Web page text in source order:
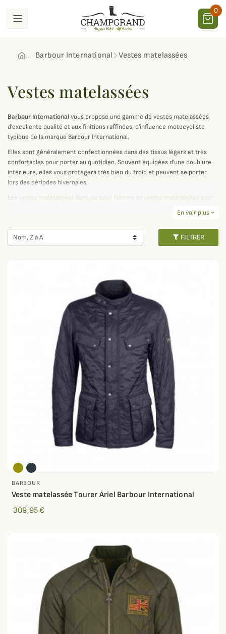
0
Barbour International Vestes matelassées
Vestes matelassées
Barbour Internationalvous propose une gamme de vestes matelassées
d'excellente qualité et aux finitions raffinées, d'influence motocycliste
typique de la marque Barbour International.
Elles sont généralement confectionnées dans des tissus légers et très
confortables pour porter au quotidien. Souvent équipées d'une doublure
intérieure, elles vous protégera très bien du froid et peuvent se porter
lors des périodes hivernales.
vestes matelassées Barbour pour femme
vestes matelassées pour
moderne qui s'associeront parfaitement avec style "motard" et citadin
comme avecla veste polarquilt pour femme.
En voir plus expand_more
Nom, Z à A FILTRER
BARBOUR
Veste matelassée Tourer Ariel Barbour International
309,95 €